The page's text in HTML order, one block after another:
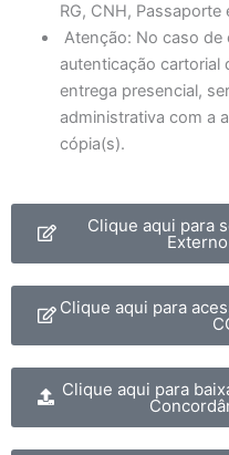
RG, CNH, Passaporte
Atenção: No caso de
autenticação cartorial
entrega presencial,
administrativa com a
cópia(s).
Clique aqui para
Clique aqui para
Clique aqui para